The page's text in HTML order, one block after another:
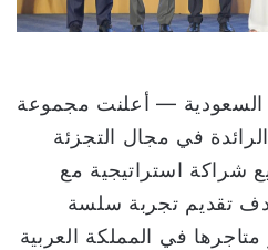
السعودية — أعلنت مجموعة
في مجال التجزئة
شراكة استراتيجية مع
تقديم تجربة سلسة
متاجرها في المملكة العربية